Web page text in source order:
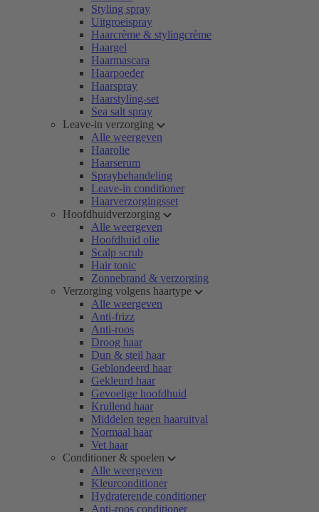
Styling spray
Uitgroeispray
Haarcrème & stylingcrème
Haargel
Haarmascara
Haarpoeder
Haarspray
Haarstyling-set
Sea salt spray
Leave-in verzorging
Alle weergeven
Haarolie
Haarserum
Spraybehandeling
Leave-in conditioner
Haarverzorgingsset
Hoofdhuidverzorging
Alle weergeven
Hoofdhuid olie
Scalp scrub
Hair tonic
Zonnebrand & verzorging
Verzorging volgens haartype
Alle weergeven
Anti-frizz
Anti-roos
Droog haar
Dun & steil haar
Geblondeerd haar
Gekleurd haar
Gevoelige hoofdhuid
Krullend haar
Middelen tegen haaruitval
Normaal haar
Vet haar
Conditioner & spoelen
Alle weergeven
Kleurconditioner
Hydraterende conditioner
Anti-roos conditioner